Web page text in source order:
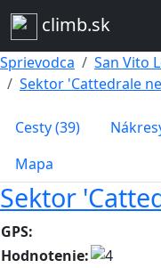
climb.sk
Sprievodca
San Vito
Sektor 'Cattedrale
Cesty (39)
Mapa
Sektor
GPS:
Hodnotenie: